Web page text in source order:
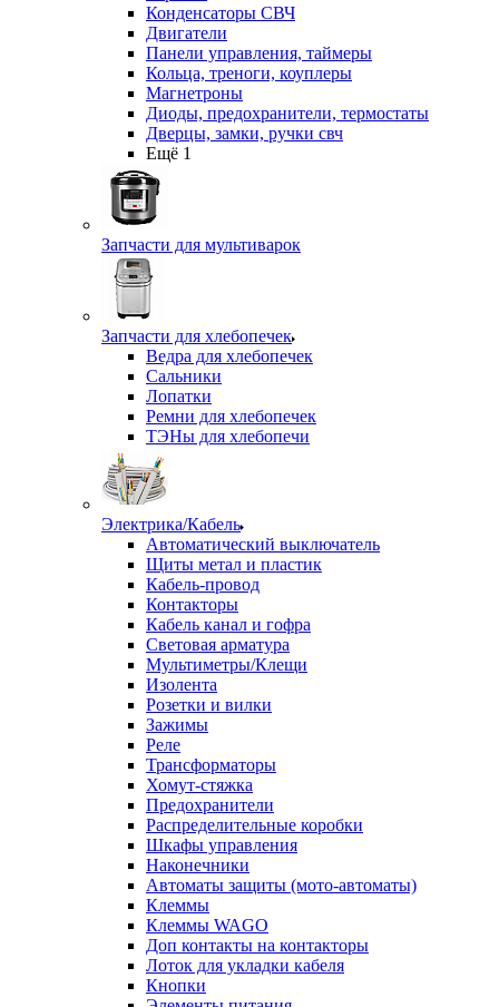
Конденсаторы СВЧ
Двигатели
Панели управления, таймеры
Кольца, треноги, коуплеры
Магнетроны
Диоды, предохранители, термостаты
Дверцы, замки, ручки свч
Ещё 1
Запчасти для мультиварок
Запчасти для хлебопечек
Ведра для хлебопечек
Сальники
Лопатки
Ремни для хлебопечек
ТЭНы для хлебопечи
Электрика/Кабель
Автоматический выключатель
Щиты метал и пластик
Кабель-провод
Контакторы
Кабель канал и гофра
Световая арматура
Мультиметры/Клещи
Изолента
Розетки и вилки
Зажимы
Реле
Трансформаторы
Хомут-стяжка
Предохранители
Распределительные коробки
Шкафы управления
Наконечники
Автоматы защиты (мото-автоматы)
Клеммы
Клеммы WAGO
Доп контакты на контакторы
Лоток для укладки кабеля
Кнопки